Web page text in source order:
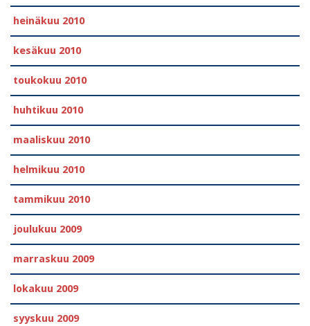
heinäkuu 2010
kesäkuu 2010
toukokuu 2010
huhtikuu 2010
maaliskuu 2010
helmikuu 2010
tammikuu 2010
joulukuu 2009
marraskuu 2009
lokakuu 2009
syyskuu 2009